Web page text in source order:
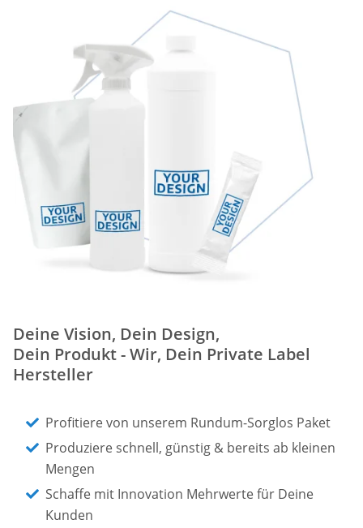
Deine Vision, Dein Design,
Dein Produkt - Wir, Dein Private Label
Hersteller
Profitiere von unserem Rundum-Sorglos Paket
Produziere schnell, günstig & bereits ab kleinen
Mengen
Schaffe mit Innovation Mehrwerte für Deine
Kunden